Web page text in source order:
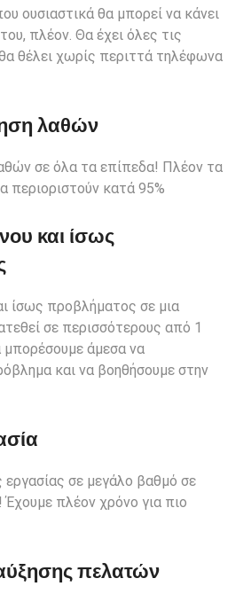
ουσιαστικά θα μπορεί να κάνει
πλέον. Θα έχει όλες τις
θέλει χωρίς περιττά τηλέφωνα
λαθών
σε όλα τα επίπεδα! Πλέον τα
περιοριστούν κατά 95%
και ίσως
ίσως προβλήματος σε μια
σε περισσότερους από 1
άμεσα να
και να βοηθήσουμε στην
σε μεγάλο βαθμό σε
πλέον χρόνο για πιο
πελατών